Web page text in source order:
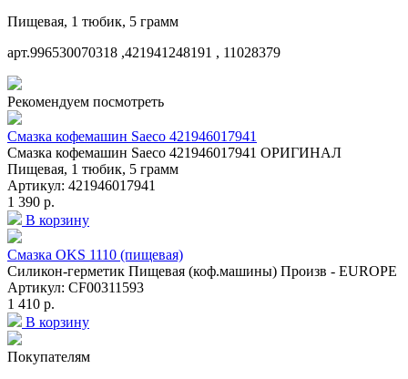
Пищевая, 1 тюбик, 5 грамм
арт.996530070318 ,421941248191 , 11028379
Рекомендуем посмотреть
Смазка кофемашин Saeco 421946017941
Смазка кофемашин Saeco 421946017941 ОРИГИНАЛ
Пищевая, 1 тюбик, 5 грамм
Артикул: 421946017941
1 390 р.
В корзину
Смазка OKS 1110 (пищевая)
Силикон-герметик Пищевая (коф.машины) Произв - EUROPE
Артикул: CF00311593
1 410 р.
В корзину
Покупателям